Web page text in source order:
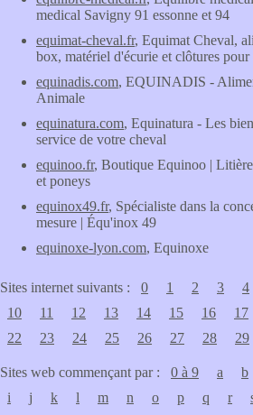
medical Savigny 91 essonne et 94
equimat-cheval.fr, Equimat Cheval,
box, matériel d'écurie et clôtures
equinadis.com, EQUINADIS -
Animale
equinatura.com, Equinatura - Les
service de votre cheval
equinoo.fr, Boutique Equinoo |
et poneys
equinox49.fr, Spécialiste dans la
mesure | Équ'inox 49
equinoxe-lyon.com, Equinoxe
Sites internet suivants : 0 1 2 3 4
10
11 12 13 14 15 16 17
22
23 24 25 26 27 28 29
Sites web commençant par : 0 à 9 a b
i
j k l m n o p q r